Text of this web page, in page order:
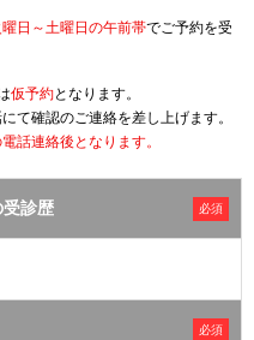
曜日～土曜日の午前帯でご予約を受
仮予約となります。
て確認のご連絡を差し上げます。
話連絡後となります。
受診歴 必須
必須